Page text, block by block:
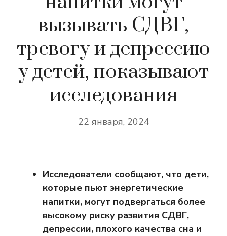
вызывать СДВГ,
тревогу и депрессию
у детей, показывают
исследования
22 января, 2024
Исследователи сообщают, что дети,
которые пьют энергетические
напитки, могут подвергаться более
высокому риску развития СДВГ,
депрессии, плохого качества сна и